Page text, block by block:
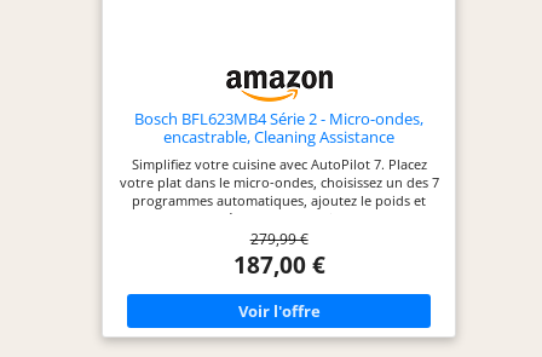
Bosch BFL623MB4 Série 2 - Micro-ondes,
encastrable, Cleaning Assistance
Simplifiez votre cuisine avec AutoPilot 7. Placez
votre plat dans le micro-ondes, choisissez un des 7
programmes automatiques, ajoutez le poids et
appuyez sur "Démarrer". AutoPilot s'occupe du
reste : mode, température et durée. Profitez de la
clarté de notre écran LED. Lisez facilement toutes
les informations de votre micro-ondes, même à
distance. Simplifiez la surveillance et le réglage de
vos cuissons grâce à cet affichage lumineux et
précis. Découvrez la commodité de notre porte à
ouverture latérale avec charnières à gauche. Cette
279,99 €
187,00 €